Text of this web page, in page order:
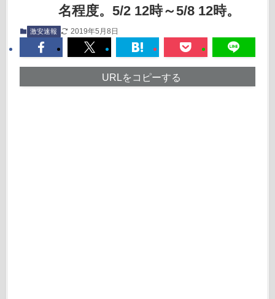
名程度。5/2 12時～5/8 12時。
激安速報 2019年5月8日
URLをコピーする